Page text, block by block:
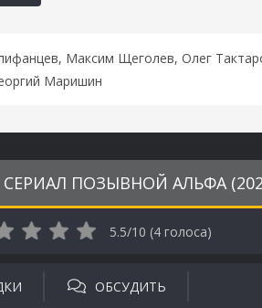
Максим Щеголев, Олег
Маришин
ПОЗЫВНОЙ АЛЬФА
5.5/10 (4 голоса)
ОБСУДИТЬ